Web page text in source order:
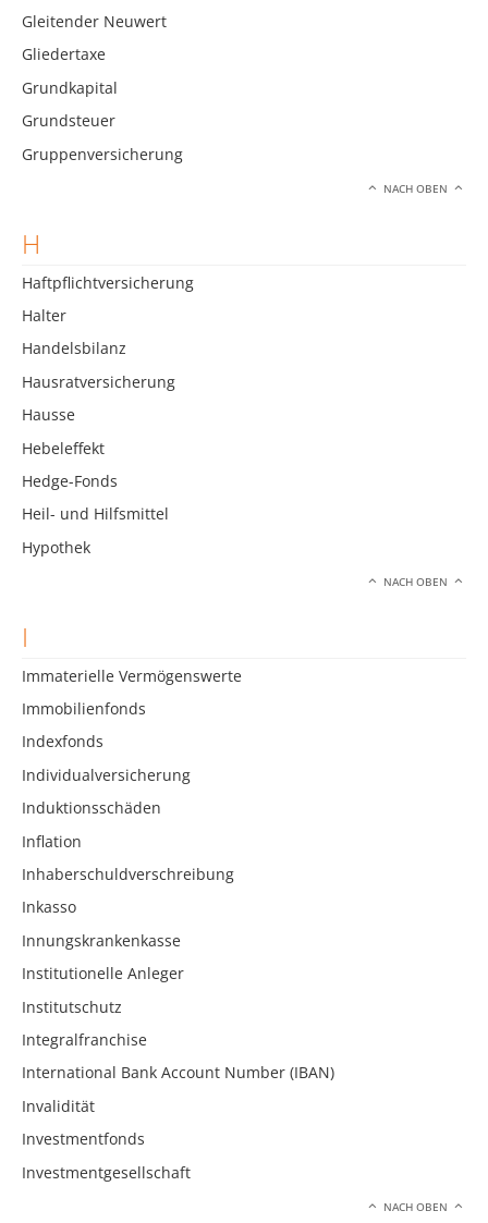
Gleitender Neuwert
Gliedertaxe
Grundkapital
Grundsteuer
Gruppenversicherung
NACH OBEN
H
Haftpflichtversicherung
Halter
Handelsbilanz
Hausratversicherung
Hausse
Hebeleffekt
Hedge-Fonds
Heil- und Hilfsmittel
Hypothek
NACH OBEN
I
Immaterielle Vermögenswerte
Immobilienfonds
Indexfonds
Individualversicherung
Induktionsschäden
Inflation
Inhaberschuldverschreibung
Inkasso
Innungskrankenkasse
Institutionelle Anleger
Institutschutz
Integralfranchise
International Bank Account Number (IBAN)
Invalidität
Investmentfonds
Investmentgesellschaft
NACH OBEN